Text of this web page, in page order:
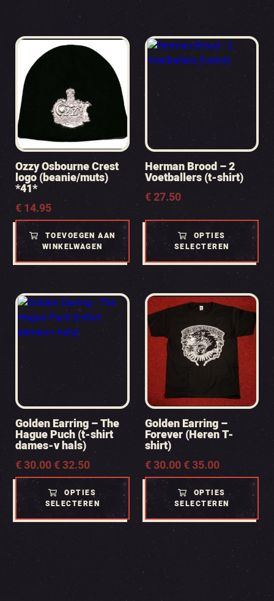
Ozzy Osbourne Crest
logo (beanie/muts)
*41*
€14.95
TOEVOEGEN AAN
WINKELWAGEN
Herman Brood – 2
Voetballers (t-shirt)
€27.50
OPTIES
SELECTEREN
Golden Earring – The
Hague Puch (t-shirt
dames-v hals)
€30.00-€32.50
Prijsklasse:
€ 30.00
€ 32.50
OPTIES
SELECTEREN
Golden Earring –
Forever (Heren T-
shirt)
€30.00-€35.00
Prijsklasse:
€ 30.00
€ 35.00
OPTIES
SELECTEREN